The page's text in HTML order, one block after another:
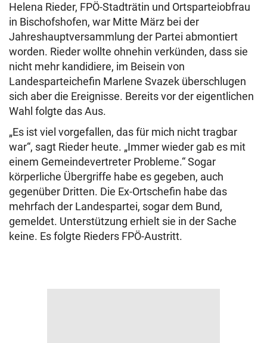
Helena Rieder, FPÖ-Stadträtin und Ortsparteiobfrau
in Bischofshofen, war Mitte März bei der
Jahreshauptversammlung der Partei abmontiert
worden. Rieder wollte ohnehin verkünden, dass sie
nicht mehr kandidiere, im Beisein von
Landesparteichefin Marlene Svazek überschlugen
sich aber die Ereignisse. Bereits vor der eigentlichen
Wahl folgte das Aus.
„Es ist viel vorgefallen, das für mich nicht tragbar
war“, sagt Rieder heute. „Immer wieder gab es mit
einem Gemeindevertreter Probleme.“ Sogar
körperliche Übergriffe habe es gegeben, auch
gegenüber Dritten. Die Ex-Ortschefin habe das
mehrfach der Landespartei, sogar dem Bund,
gemeldet. Unterstützung erhielt sie in der Sache
keine. Es folgte Rieders FPÖ-Austritt.